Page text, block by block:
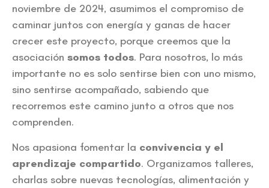
noviembre de 2024, asumimos el compromiso de
caminar juntos con energía y ganas de hacer
crecer este proyecto, porque creemos que la
asociación somos todos. Para nosotros, lo más
importante no es solo sentirse bien con uno mismo,
sino sentirse acompañado, sabiendo que
recorremos este camino junto a otros que nos
comprenden.
Nos apasiona fomentar la convivencia y el
aprendizaje compartido. Organizamos talleres,
charlas sobre nuevas tecnologías, alimentación y